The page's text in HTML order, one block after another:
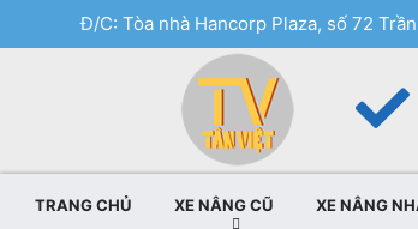
Đ/C: Tòa nhà Hancorp Plaza, số 72
TRANG CHỦ XE NÂNG CŨ XE NÂNG